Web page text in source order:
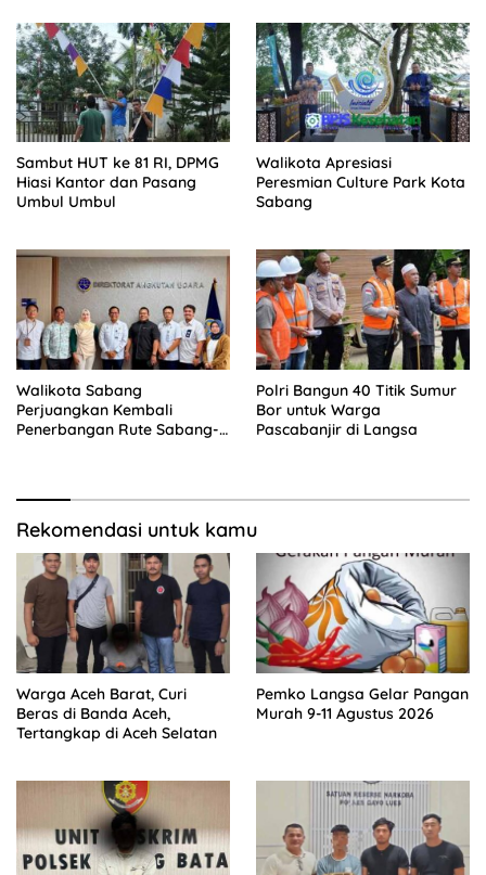
Sambut HUT ke 81 RI, DPMG
Hiasi Kantor dan Pasang
Umbul Umbul
Walikota Apresiasi
Peresmian Culture Park Kota
Sabang
Walikota Sabang
Perjuangkan Kembali
Penerbangan Rute Sabang-
Polri Bangun 40 Titik Sumur
Bor untuk Warga
Pascabanjir di Langsa
Rekomendasi untuk kamu
Warga Aceh Barat, Curi
Beras di Banda Aceh,
Tertangkap di Aceh Selatan
Pemko Langsa Gelar Pangan
Murah 9-11 Agustus 2026